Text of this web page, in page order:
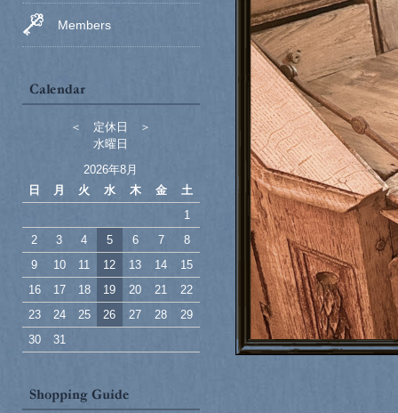
Members
＜ 定休日 ＞
水曜日
2026年8月
日
月 火 水 木 金
土
1
2
3 4 5 6 7
8
9
10 11 12 13 14
15
16
17 18 19 20 21
22
23
24 25 26 27 28
29
30
31